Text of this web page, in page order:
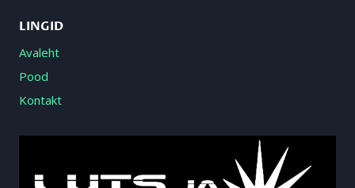
LINGID
Avaleht
Pood
Kontakt